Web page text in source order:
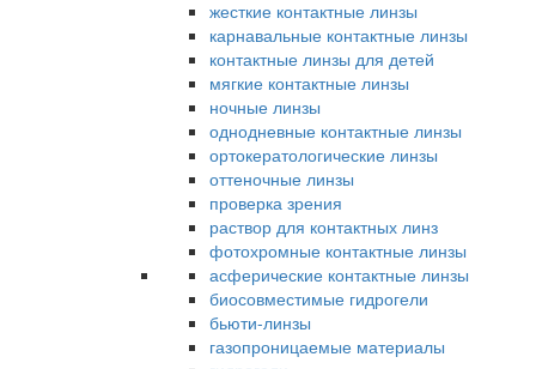
жесткие контактные линзы
карнавальные контактные линзы
контактные линзы для детей
мягкие контактные линзы
ночные линзы
однодневные контактные линзы
ортокератологические линзы
оттеночные линзы
проверка зрения
раствор для контактных линз
фотохромные контактные линзы
асферические контактные линзы
биосовместимые гидрогели
бьюти-линзы
газопроницаемые материалы